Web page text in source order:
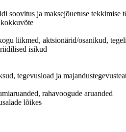
soovitus ja maksejõuetuse tekkimise
liikmed, aktsionärid/osanikud,
isikud
tegevusload ja
rahavoogude aruanded
lõikes